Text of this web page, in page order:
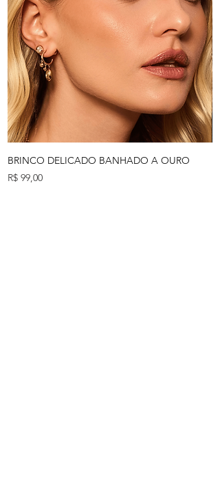
BRINCO DELICADO BANHADO A OURO
Preço
R$ 99,00